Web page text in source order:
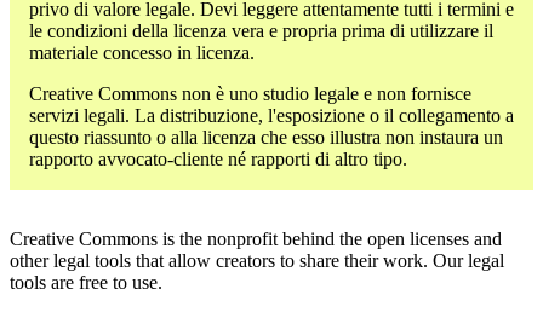
privo di valore legale. Devi leggere attentamente tutti i termini e
le condizioni della licenza vera e propria prima di utilizzare il
materiale concesso in licenza.
Creative Commons non è uno studio legale e non fornisce
servizi legali. La distribuzione, l'esposizione o il collegamento a
questo riassunto o alla licenza che esso illustra non instaura un
rapporto avvocato-cliente né rapporti di altro tipo.
Creative Commons is the nonprofit behind the open licenses and
other legal tools that allow creators to share their work. Our legal
tools are free to use.